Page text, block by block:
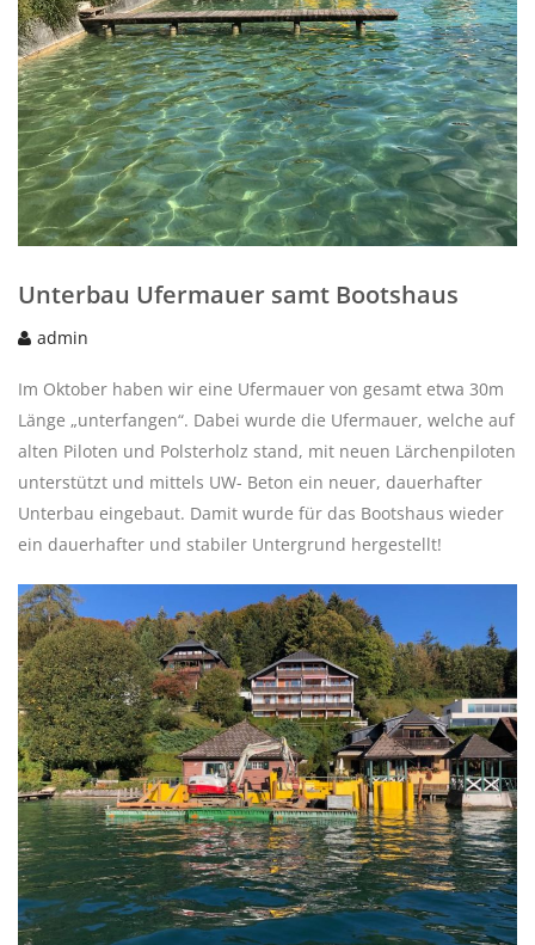
Unterbau Ufermauer samt Bootshaus
admin
Im Oktober haben wir eine Ufermauer von gesamt etwa 30m
Länge „unterfangen“. Dabei wurde die Ufermauer, welche auf
alten Piloten und Polsterholz stand, mit neuen Lärchenpiloten
unterstützt und mittels UW- Beton ein neuer, dauerhafter
Unterbau eingebaut. Damit wurde für das Bootshaus wieder
ein dauerhafter und stabiler Untergrund hergestellt!